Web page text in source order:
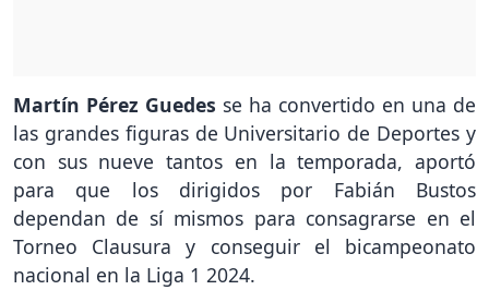
Martín Pérez Guedes se ha convertido en una de
las grandes figuras de Universitario de Deportes y
con sus nueve tantos en la temporada, aportó
para que los dirigidos por Fabián Bustos
dependan de sí mismos para consagrarse en el
Torneo Clausura y conseguir el bicampeonato
nacional en la Liga 1 2024.